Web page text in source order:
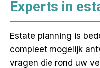
Experts in
Estate planning is
compleet mogelijk
vragen die rond uw